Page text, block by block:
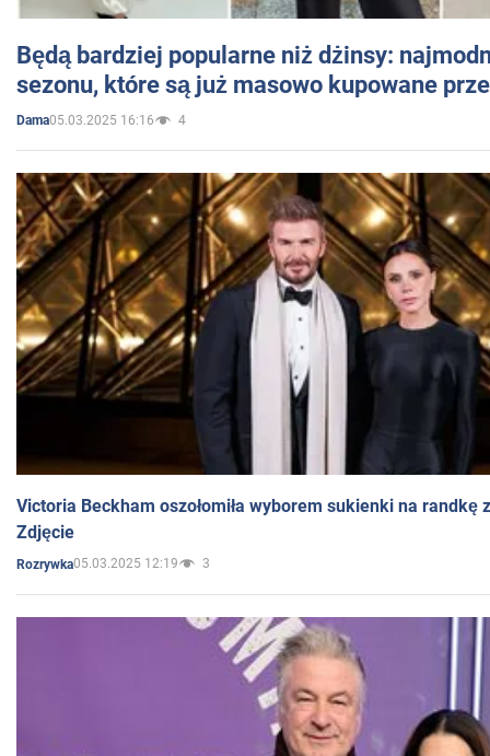
Będą bardziej popularne niż dżinsy:
sezonu, które są już masowo kupowane
Dama05.03.2025 16:16 4
Victoria Beckham oszołomiła wyborem sukienki na randkę
Zdjęcie
Rozrywka05.03.2025 12:19 3